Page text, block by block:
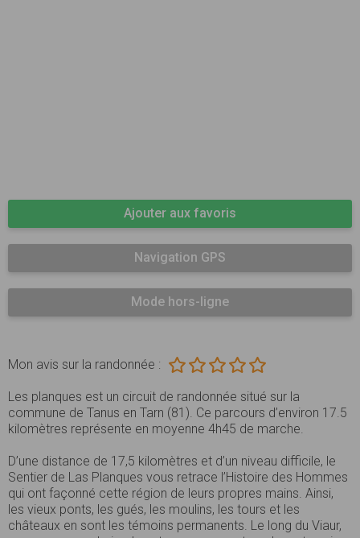
Ajouter aux favoris
Navigation GPS
Mode hors-ligne
Mon avis sur la randonnée :
Les planques est un circuit de randonnée situé sur la
commune de Tanus en Tarn (81). Ce parcours d’environ 17.5
kilomètres représente en moyenne 4h45 de marche.
D’une distance de 17,5 kilomètres et d’un niveau difficile, le
Sentier de Las Planques vous retrace l’Histoire des Hommes
qui ont façonné cette région de leurs propres mains. Ainsi,
les vieux ponts, les gués, les moulins, les tours et les
châteaux en sont les témoins permanents. Le long du Viaur,